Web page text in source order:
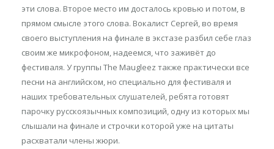
эти слова. Второе место им досталось кровью и потом, в
прямом смысле этого слова. Вокалист Сергей, во время
своего выступления на финале в экстазе разбил себе глаз
своим же микрофоном, надеемся, что заживёт до
фестиваля. У группы The Maugleez также практически все
песни на английском, но специально для фестиваля и
наших требовательных слушателей, ребята готовят
парочку русскоязычных композиций, одну из которых мы
слышали на финале и строчки которой уже на цитаты
расхватали члены жюри.